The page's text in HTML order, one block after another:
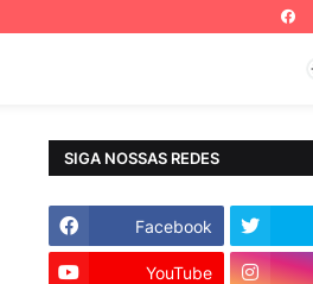
SIGA NOSSAS REDES
Facebook
YouTube